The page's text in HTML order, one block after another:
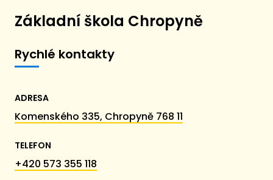
Základní škola Chropyně
Rychlé kontakty
ADRESA
Komenského 335, Chropyně 768 11
TELEFON
+420 573 355 118